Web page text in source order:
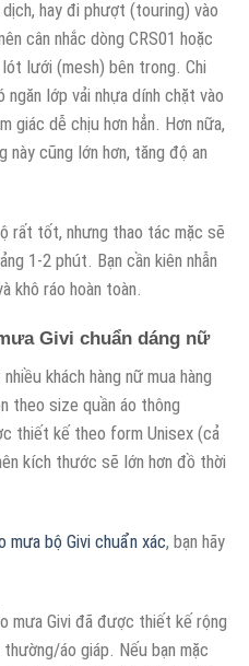
hay đi phượt (touring) vào
cân nhắc dòng CRS01 hoặc
lưới (mesh) bên trong. Chi
lớp vải nhựa dính chặt vào
giác dễ chịu hơn hẳn. Hơn nữa,
cũng lớn hơn, tăng độ an
rất tốt, nhưng thao tác mặc sẽ
1-2 phút. Bạn cần kiên nhẫn
khô ráo hoàn toàn.
Givi chuẩn dáng nữ
khách hàng nữ mua hàng
theo size quần áo thông
thiết kế theo form Unisex (cả
kích thước sẽ lớn hơn đồ thời
mưa bộ Givi chuẩn xác, bạn hãy
mưa Givi đã được thiết kế rộng
áo giáp. Nếu bạn mặc